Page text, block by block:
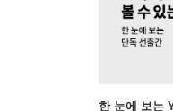
한 눈에 보는